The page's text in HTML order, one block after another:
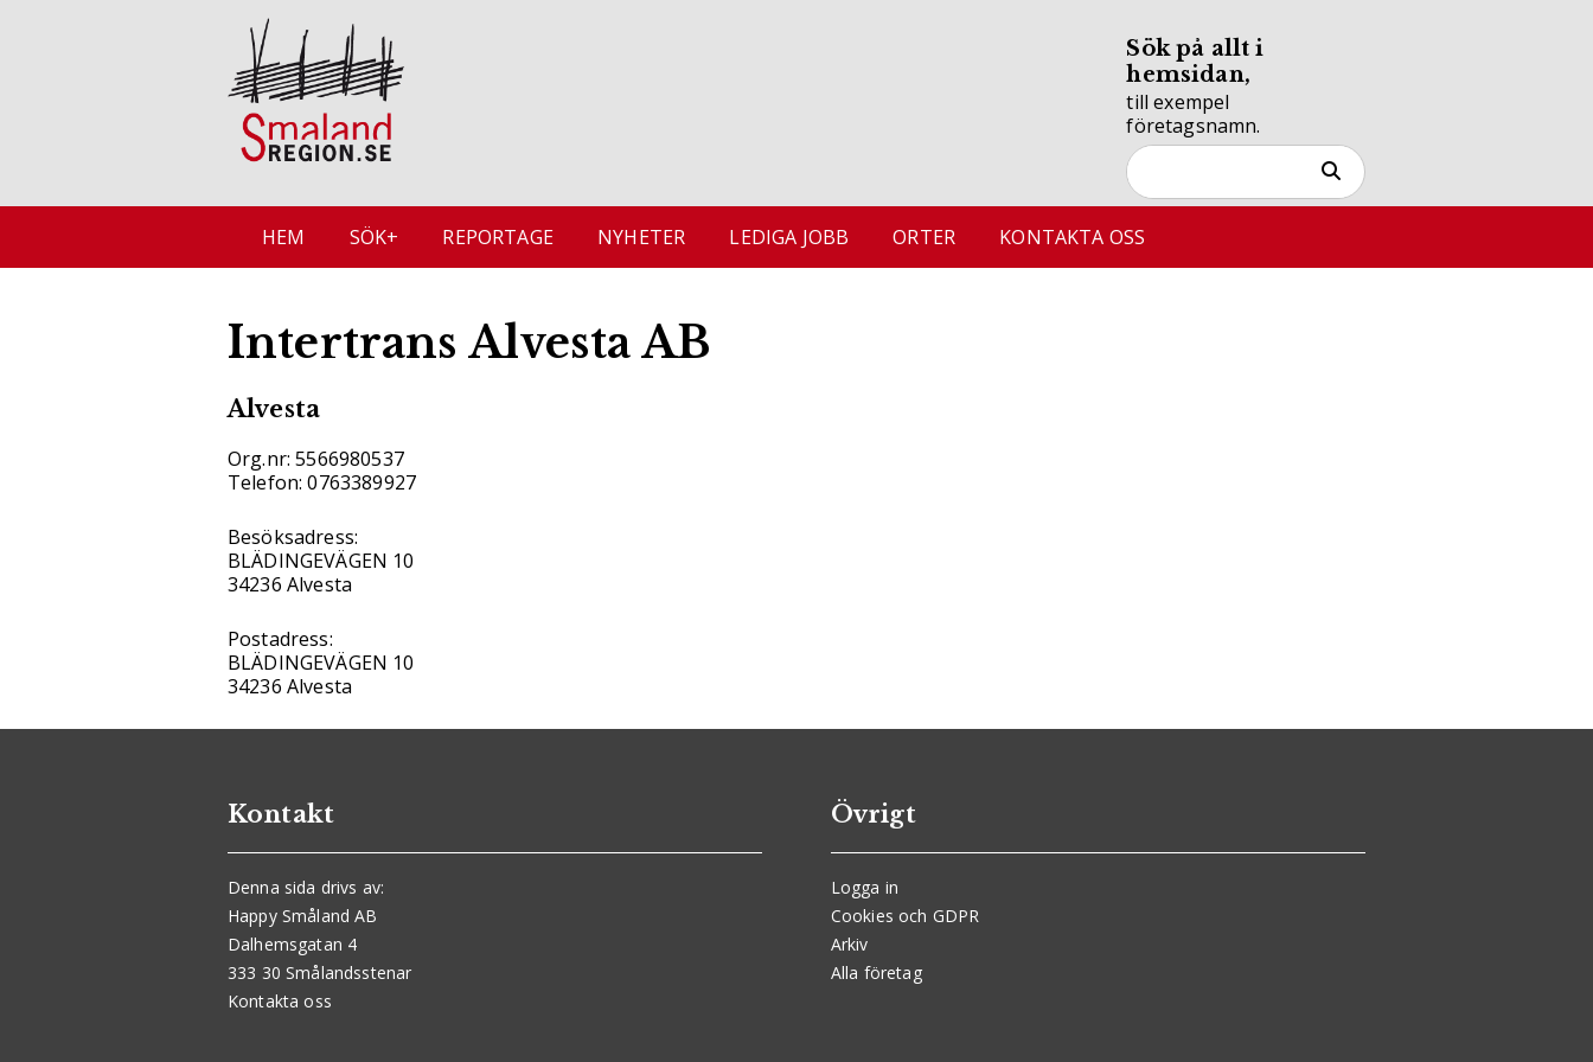
Sök på allt i
hemsidan,
till exempel
företagsnamn.
HEM SÖK+ REPORTAGE NYHETER LEDIGA JOBB ORTER KONTAKTA OSS
Intertrans Alvesta AB
Alvesta
Org.nr: 5566980537
Telefon: 0763389927
Besöksadress:
BLÄDINGEVÄGEN 10
34236 Alvesta
Postadress:
BLÄDINGEVÄGEN 10
34236 Alvesta
Kontakt
Denna sida drivs av:
Happy Småland AB
Dalhemsgatan 4
333 30 Smålandsstenar
Kontakta oss
Övrigt
Logga in
Cookies och GDPR
Arkiv
Alla företag